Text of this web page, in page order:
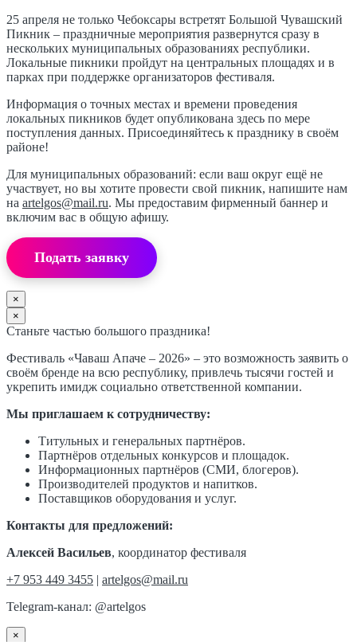
25 апреля не только Чебоксары встретят Большой Чувашский
Пикник – праздничные мероприятия развернутся сразу в
нескольких муниципальных образованиях республики.
Локальные пикники пройдут на центральных площадях и в
парках при поддержке организаторов фестиваля.
Информация о точных местах и времени проведения
локальных пикников будет опубликована здесь по мере
поступления данных. Присоединяйтесь к празднику в своём
районе!
Для муниципальных образований: если ваш округ ещё не
участвует, но вы хотите провести свой пикник, напишите нам
на artelgos@mail.ru. Мы предоставим фирменный баннер и
включим вас в общую афишу.
Подать заявку
×
×
Станьте частью большого праздника!
Фестиваль «Чаваш Апаче – 2026» – это возможность заявить о
своём бренде на всю республику, привлечь тысячи гостей и
укрепить имидж социально ответственной компании.
Мы приглашаем к сотрудничеству:
Титульных и генеральных партнёров.
Партнёров отдельных конкурсов и площадок.
Информационных партнёров (СМИ, блогеров).
Производителей продуктов и напитков.
Поставщиков оборудования и услуг.
Контакты для предложений:
Алексей Васильев, координатор фестиваля
+7 953 449 3455 | artelgos@mail.ru
Telegram-канал: @artelgos
×